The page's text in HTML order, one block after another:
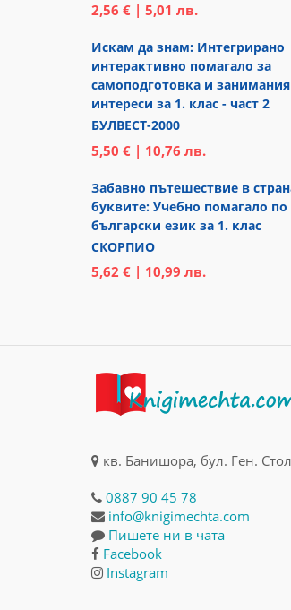
2,56 € | 5,01 лв.
Искам да знам: Интегрирано
интерактивно помагало за
самоподготовка и
интереси за 1. клас - част 2
БУЛВЕСТ-2000
5,50 € | 10,76 лв.
Забавно пътешествие в
буквите: Учебно помагало по
български език за 1. клас
СКОРПИО
5,62 € | 10,99 лв.
кв. Банишора, бул. Ген.
0887 90 45 78
info@knigimechta.com
Пишете ни в чата
Facebook
Instagram